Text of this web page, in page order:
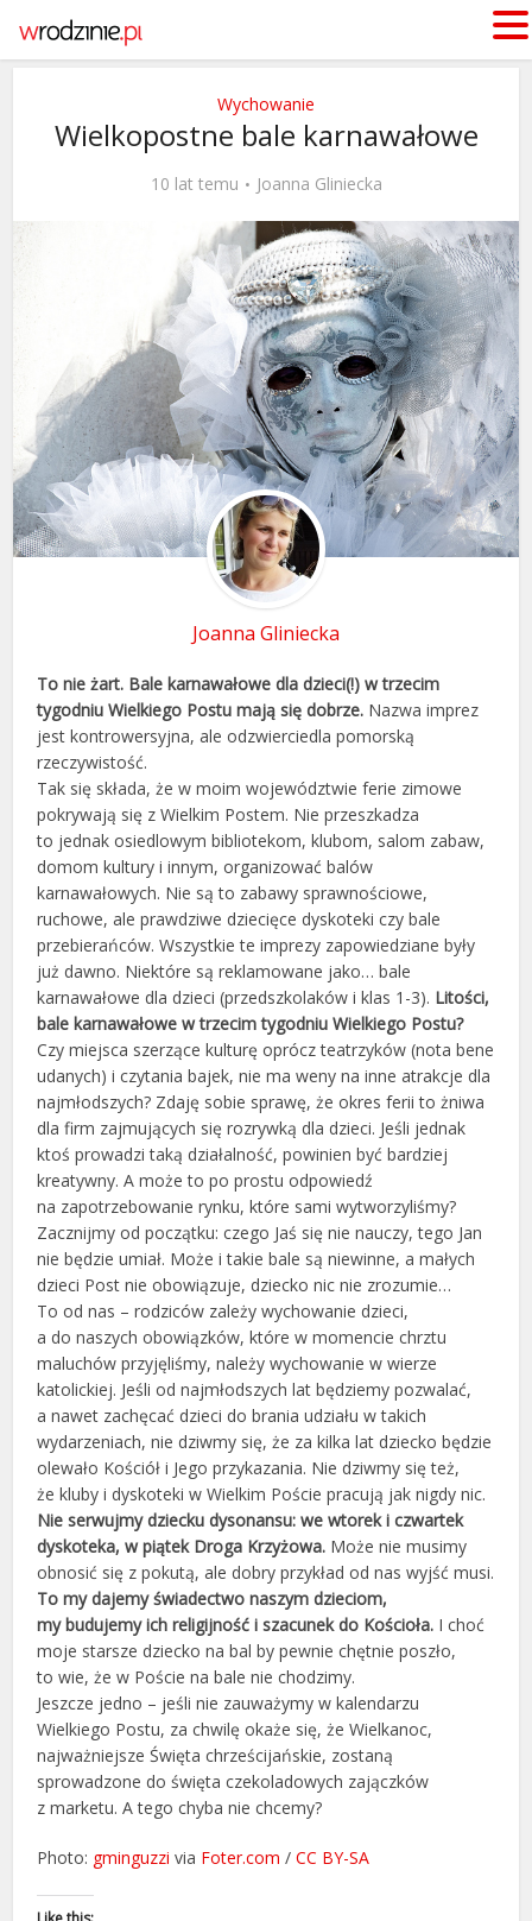
Wychowanie
Wielkopostne bale karnawałowe
10 lat temu Joanna Gliniecka
Joanna Gliniecka
To nie żart. Bale karnawałowe dla dzieci(!) w trzecim
tygodniu Wielkiego Postu mają się dobrze. Nazwa imprez
jest kontrowersyjna, ale odzwierciedla pomorską
rzeczywistość.
Tak się składa, że w moim województwie ferie zimowe
pokrywają się z Wielkim Postem. Nie przeszkadza
to jednak osiedlowym bibliotekom, klubom, salom zabaw,
domom kultury i innym, organizować balów
karnawałowych. Nie są to zabawy sprawnościowe,
ruchowe, ale prawdziwe dziecięce dyskoteki czy bale
przebierańców. Wszystkie te imprezy zapowiedziane były
już dawno. Niektóre są reklamowane jako… bale
karnawałowe dla dzieci (przedszkolaków i klas 1-3). Litości,
bale karnawałowe w trzecim tygodniu Wielkiego Postu?
Czy miejsca szerzące kulturę oprócz teatrzyków (nota bene
udanych) i czytania bajek, nie ma weny na inne atrakcje dla
najmłodszych? Zdaję sobie sprawę, że okres ferii to żniwa
dla firm zajmujących się rozrywką dla dzieci. Jeśli jednak
ktoś prowadzi taką działalność, powinien być bardziej
kreatywny. A może to po prostu odpowiedź
na zapotrzebowanie rynku, które sami wytworzyliśmy?
Zacznijmy od początku: czego Jaś się nie nauczy, tego Jan
nie będzie umiał. Może i takie bale są niewinne, a małych
dzieci Post nie obowiązuje, dziecko nic nie zrozumie…
To od nas – rodziców zależy wychowanie dzieci,
a do naszych obowiązków, które w momencie chrztu
maluchów przyjęliśmy, należy wychowanie w wierze
katolickiej. Jeśli od najmłodszych lat będziemy pozwalać,
a nawet zachęcać dzieci do brania udziału w takich
wydarzeniach, nie dziwmy się, że za kilka lat dziecko będzie
olewało Kościół i Jego przykazania. Nie dziwmy się też,
że kluby i dyskoteki w Wielkim Poście pracują jak nigdy nic.
Nie serwujmy dziecku dysonansu: we wtorek i czwartek
dyskoteka, w piątek Droga Krzyżowa. Może nie musimy
obnosić się z pokutą, ale dobry przykład od nas wyjść musi.
To my dajemy świadectwo naszym dzieciom,
my budujemy ich religijność i szacunek do Kościoła. I choć
moje starsze dziecko na bal by pewnie chętnie poszło,
to wie, że w Poście na bale nie chodzimy.
Jeszcze jedno – jeśli nie zauważymy w kalendarzu
Wielkiego Postu, za chwilę okaże się, że Wielkanoc,
najważniejsze Święta chrześcijańskie, zostaną
sprowadzone do święta czekoladowych zajączków
z marketu. A tego chyba nie chcemy?
Photo: gminguzzi via Foter.com /CC BY-SA